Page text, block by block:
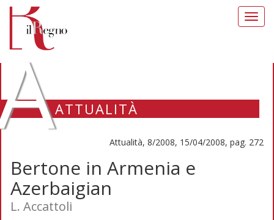
ATTUALITÀ
Attualità, 8/2008, 15/04/2008, pag. 272
Bertone in Armenia e
Azerbaigian
L. Accattoli